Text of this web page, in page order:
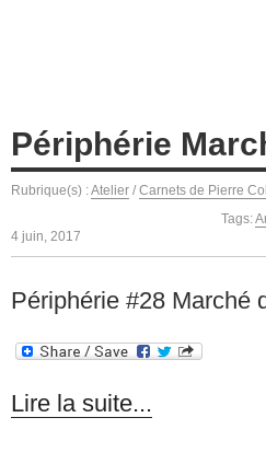
Périphérie
Rubrique(s) :Atelier / Carnets de Pierre
Tags:
4 juin, 2017
Périphérie #28 Marché
Lire la suite...